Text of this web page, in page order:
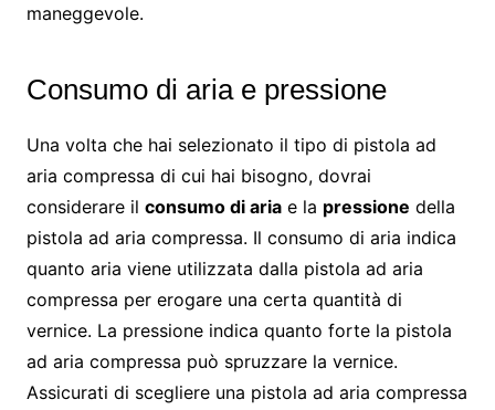
maneggevole.
Consumo di aria e pressione
Una volta che hai selezionato il tipo di pistola ad
aria compressa di cui hai bisogno, dovrai
considerare il consumo di ariae la pressione della
pistola ad aria compressa. Il consumo di aria indica
quanto aria viene utilizzata dalla pistola ad aria
compressa per erogare una certa quantità di
vernice. La pressione indica quanto forte la pistola
ad aria compressa può spruzzare la vernice.
Assicurati di scegliere una pistola ad aria compressa